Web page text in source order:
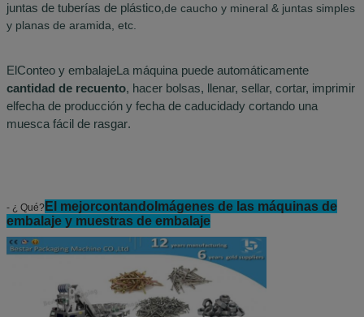
juntas de tuberías de plástico,de caucho y mineral & juntas simples
y planas de aramida , etc.
El Conteo y embalaje La máquina puede automáticamente
cantidad de recuento, hacer bolsas, llenar, sellar, cortar, imprimir
elfecha de producción y fecha de caducidady cortando una
muesca fácil de rasgar.
- ¿ Qué? El mejorcontando Imágenes de las máquinas de
embalaje y muestras de embalaje